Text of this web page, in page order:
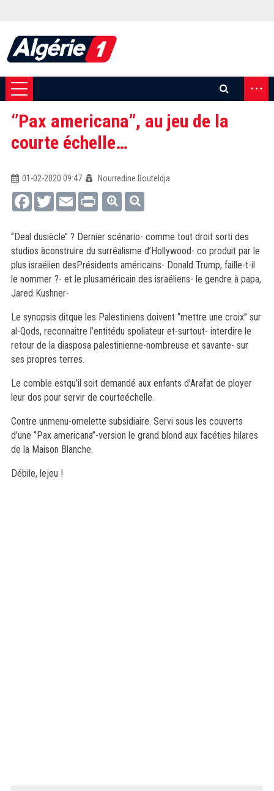
...
‘’Pax americana’’, au jeu de la
courte échelle…
01-02-2020 09:47
Nourredine Bouteldja
FacebookTwitterEmail Print
‘’Deal dusiècle’’ ? Dernier scénario- comme tout droit sorti des
studios àconstruire du surréalisme d’Hollywood- co produit par le
plus israélien desPrésidents américains- Donald Trump, faille-t-il
le nommer ?- et le plusaméricain des israéliens- le gendre à papa,
Jared Kushner-
Le synopsis ditque les Palestiniens doivent ‘’mettre une croix’’ sur
al-Qods, reconnaitre l’entitédu spoliateur et-surtout- interdire le
retour de la diasposa palestinienne-nombreuse et savante- sur
ses propres terres.
Le comble estqu’il soit demandé aux enfants d’Arafat de ployer
leur dos pour servir de courteéchelle.
Contre unmenu-omelette subsidiaire. Servi sous les couverts
d’une ‘’Pax americana’’-version le grand blond aux facéties hilares
de la Maison Blanche.
Débile, lejeu !